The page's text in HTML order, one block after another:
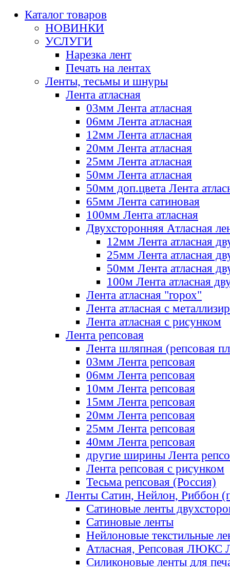
Каталог товаров
НОВИНКИ
УСЛУГИ
Нарезка лент
Печать на лентах
Ленты, тесьмы и шнуры
Лента атласная
03мм Лента атласная
06мм Лента атласная
12мм Лента атласная
20мм Лента атласная
25мм Лента атласная
50мм Лента атласная
50мм доп.цвета Лента
65мм Лента сатиновая
100мм Лента атласная
Двухсторонняя Атласная
12мм Лента атласная
25мм Лента атласная
50мм Лента атласная
100м Лента атласная
Лента атласная "горох"
Лента атласная с
Лента атласная с рисунком
Лента репсовая
Лента шляпная (репсовая
03мм Лента репсовая
06мм Лента репсовая
10мм Лента репсовая
15мм Лента репсовая
20мм Лента репсовая
25мм Лента репсовая
40мм Лента репсовая
другие ширины Лента
Лента репсовая с рисунком
Тесьма репсовая (Россия)
Ленты Сатин, Нейлон, Риббон
Сатиновые ленты
Сатиновые ленты
Нейлоновые текстильные
Атласная, Репсовая ЛЮКС
Силиконовые ленты для